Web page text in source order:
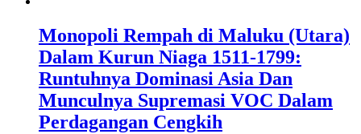
Monopoli Rempah di Maluku (Utara)
Dalam Kurun Niaga 1511-1799:
Runtuhnya Dominasi Asia Dan
Munculnya Supremasi VOC Dalam
Perdagangan Cengkih